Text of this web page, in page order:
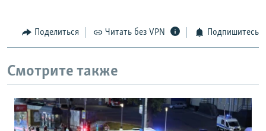
Поделиться Читать без VPN Подпишитесь
Смотрите также